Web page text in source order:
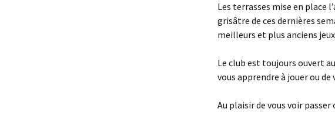
Les terrasses mise en place
grisâtre de ces dernières
meilleurs et plus anciens
Le club est toujours ouvert
vous apprendre à jouer ou
Au plaisir de vous voir passer